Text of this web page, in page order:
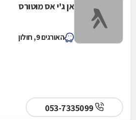
אן ג'י אס מוטורס
האורגים 9, חולון